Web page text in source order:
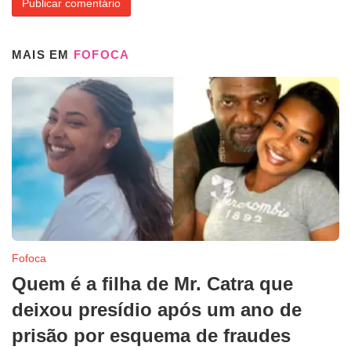
MAIS EM FOFOCA
Fofoca
Quem é a filha de Mr. Catra que
deixou presídio após um ano de
prisão por esquema de fraudes